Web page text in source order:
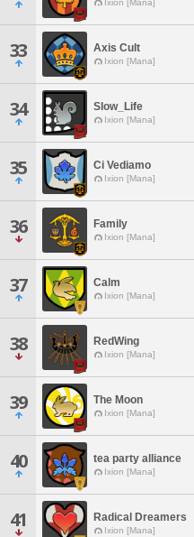
Ixion [Mana]
33 Axis Cult
Ixion [Mana]
34 Slow_Life
Ixion [Mana]
35 Ci Vediamo
Ixion [Mana]
36 Family
Ixion [Mana]
37 Calm
Ixion [Mana]
38 RedWing
Ixion [Mana]
39 The Moon
Ixion [Mana]
40 tea party alliance
Ixion [Mana]
41 Radical Dreamers
Ixion [Mana]